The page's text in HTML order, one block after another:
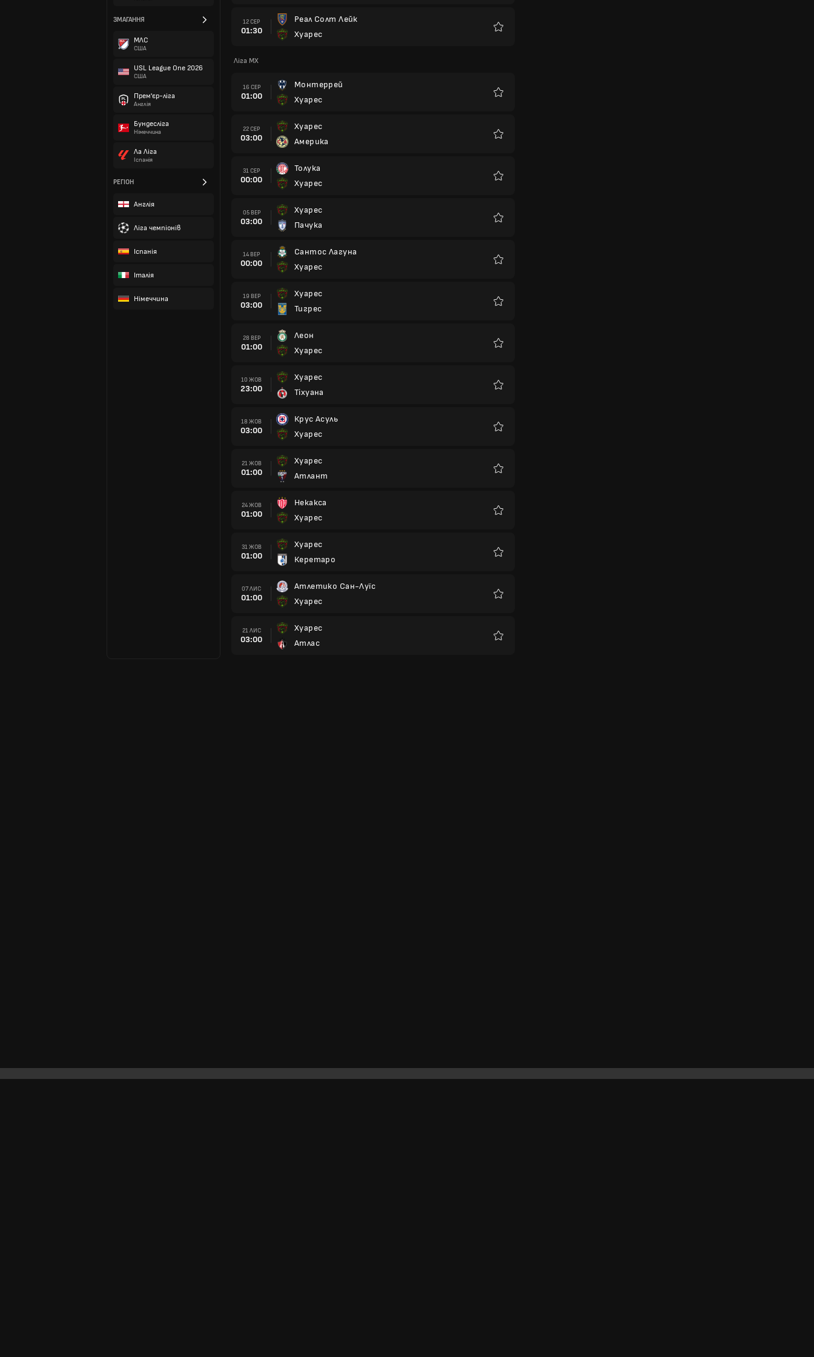
ЗМАГАННЯ
МЛС
США
USL League One 2026
США
Прем'єр-ліга
Англія
Бундесліга
Німеччина
Ла Ліга
Іспанія
РЕГІОН
Англія
Ліга чемпіонів
Іспанія
Італія
Німеччина
12 СЕР
01:30
Реал Солт Лейк
Хуарес
Ліга MX
16 СЕР
01:00
Монтеррей
Хуарес
22 СЕР
03:00
Хуарес
Америка
31 СЕР
00:00
Толука
Хуарес
05 ВЕР
03:00
Хуарес
Пачука
14 ВЕР
00:00
Сантос Лагуна
Хуарес
19 ВЕР
03:00
Хуарес
Тигрес
28 ВЕР
01:00
Леон
Хуарес
10 ЖОВ
23:00
Хуарес
Тіхуана
18 ЖОВ
03:00
Крус Асуль
Хуарес
21 ЖОВ
01:00
Хуарес
Атлант
24 ЖОВ
01:00
Некакса
Хуарес
31 ЖОВ
01:00
Хуарес
Керетаро
07 ЛИС
01:00
Атлетико Сан-Луїс
Хуарес
21 ЛИС
03:00
Хуарес
Атлас